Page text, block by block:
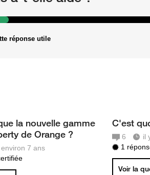
réponse utile
la nouvelle gamme
de Orange ?
environ 7 ans
C'est
6
il
1
Voir la